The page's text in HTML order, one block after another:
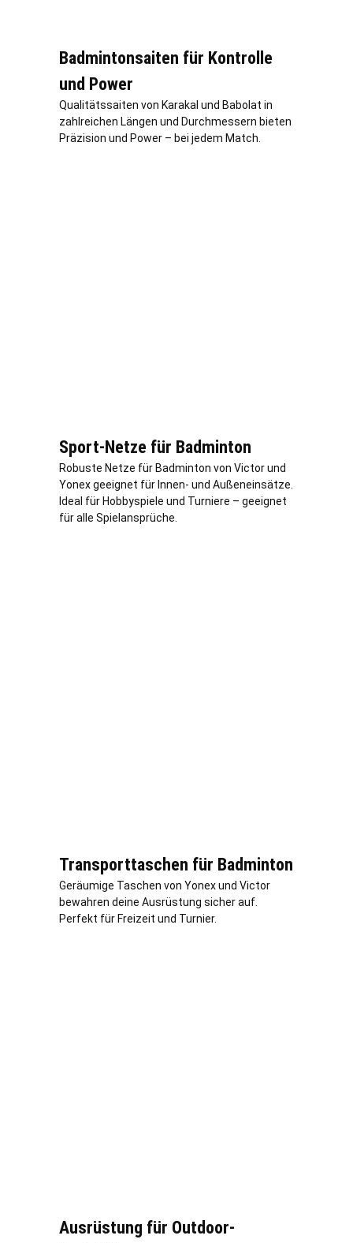
Badmintonsaiten für Kontrolle
und Power
Qualitätssaiten von Karakal und Babolat in
zahlreichen Längen und Durchmessern bieten
Präzision und Power – bei jedem Match.
Sport-Netze für Badminton
Robuste Netze für Badminton von Victor und
Yonex geeignet für Innen- und Außeneinsätze.
Ideal für Hobbyspiele und Turniere – geeignet
für alle Spielansprüche.
Transporttaschen für Badminton
Geräumige Taschen von Yonex und Victor
bewahren deine Ausrüstung sicher auf.
Perfekt für Freizeit und Turnier.
Ausrüstung für Outdoor-